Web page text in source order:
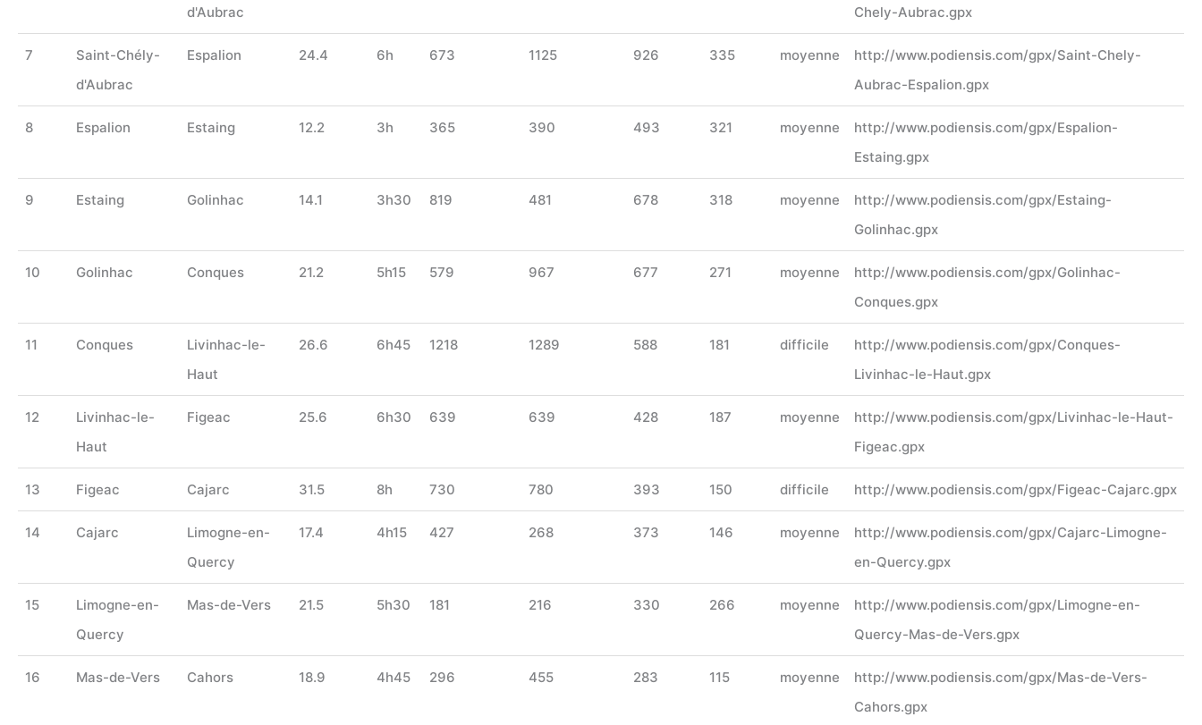
d'Aubrac
Chely-Aubrac.gpx
7
Saint-Chély-
d'Aubrac
Espalion 24.4 6h 673 1125 926 335 moyenne
http://www.podiensis.com/gpx/Saint-Chely-
Aubrac-Espalion.gpx
8 Espalion Estaing 12.2 3h 365 390 493 321 moyenne
http://www.podiensis.com/gpx/Espalion-
Estaing.gpx
9 Estaing Golinhac 14.1 3h30 819 481 678 318 moyenne
http://www.podiensis.com/gpx/Estaing-
Golinhac.gpx
10 Golinhac Conques 21.2 5h15 579 967 677 271 moyenne
http://www.podiensis.com/gpx/Golinhac-
Conques.gpx
11 Conques
Livinhac-le-
Haut
26.6 6h45 1218 1289 588 181 difficile
http://www.podiensis.com/gpx/Conques-
Livinhac-le-Haut.gpx
12
Livinhac-le-
Haut
Figeac 25.6 6h30 639 639 428 187 moyenne
http://www.podiensis.com/gpx/Livinhac-le-Haut-
Figeac.gpx
13 Figeac Cajarc 31.5 8h 730 780 393 150 difficile http://www.podiensis.com/gpx/Figeac-Cajarc.gpx
14 Cajarc
Limogne-en-
Quercy
17.4 4h15 427 268 373 146 moyenne
http://www.podiensis.com/gpx/Cajarc-Limogne-
en-Quercy.gpx
15
Limogne-en-
Quercy
Mas-de-Vers 21.5 5h30 181 216 330 266 moyenne
http://www.podiensis.com/gpx/Limogne-en-
Quercy-Mas-de-Vers.gpx
16 Mas-de-Vers Cahors 18.9 4h45 296 455 283 115 moyenne
http://www.podiensis.com/gpx/Mas-de-Vers-
Cahors.gpx